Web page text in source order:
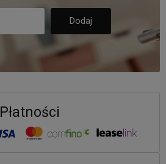
Płatności